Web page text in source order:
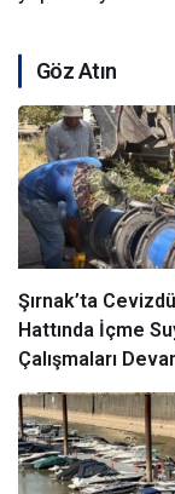
Göz Atın
Şırnak’ta
Hattında İçme
Çalışmaları